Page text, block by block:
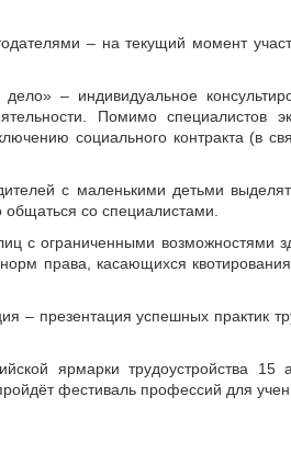
– на текущий момент
– индивидуальное
Помимо специа­листов
социального контракта (в
с маленькими детьми
со специа­листами.
с ограниченными возможностями
права, касающихся
– презентация успешных практик
ярмарки трудо­устройства
фестиваль профессий для